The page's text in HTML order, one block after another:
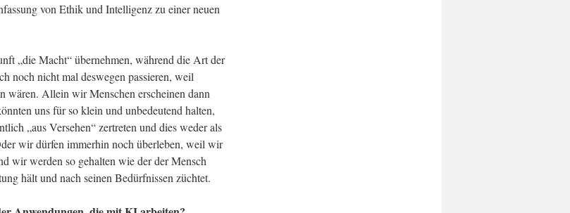
von Ethik und Intelligenz zu einer neuen
„die Macht“ übernehmen, während die Art der
noch nicht mal deswegen passieren, weil
wären. Allein wir Menschen erscheinen dann
uns für so klein und unbedeutend halten,
„aus Versehen“ zertreten und dies weder als
wir dürfen immerhin noch überleben, weil wir
wir werden so gehalten wie der der Mensch
hält und nach seinen Bedürfnissen züchtet.